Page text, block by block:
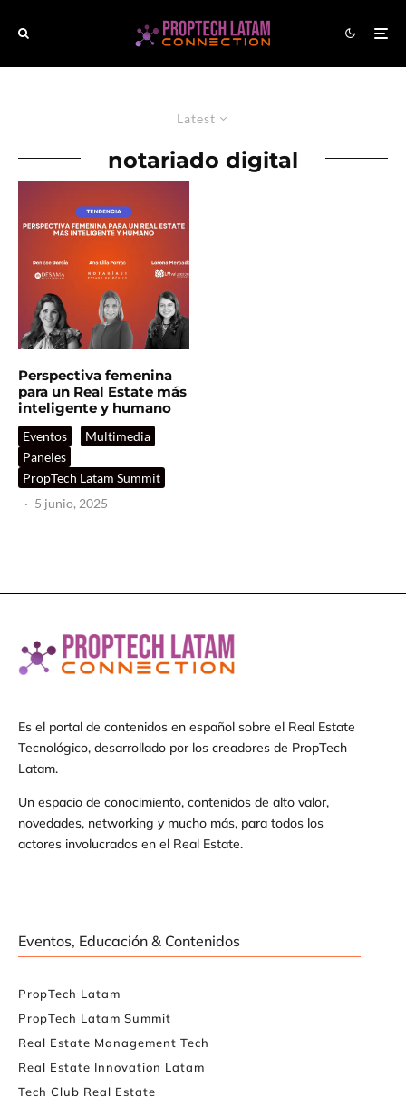
Latest
notariado digital
Perspectiva femenina
para un Real Estate más
inteligente y humano
Eventos
Multimedia
Paneles
PropTech Latam Summit
· 5 junio, 2025
Es el portal de contenidos en español sobre el Real Estate
Tecnológico, desarrollado por los creadores de PropTech
Latam.
Un espacio de conocimiento, contenidos de alto valor,
novedades, networking y mucho más, para todos los
actores involucrados en el Real Estate.
Eventos, Educación & Contenidos
PropTech Latam
PropTech Latam Summit
Real Estate Management Tech
Real Estate Innovation Latam
Tech Club Real Estate